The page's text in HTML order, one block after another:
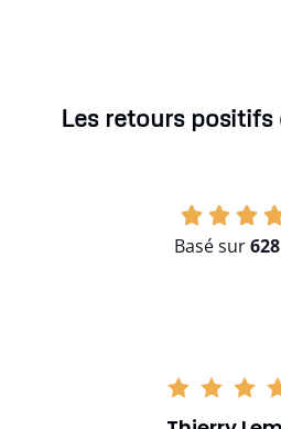
Les retours
Basé sur